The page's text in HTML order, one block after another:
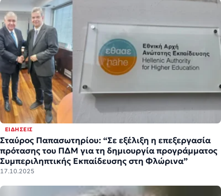
ΕΙΔΉΣΕΙΣ
Σταύρος Παπασωτηρίου: “Σε εξέλιξη η επεξεργασία
πρότασης του ΠΔΜ για τη δημιουργία προγράμματος
Συμπεριληπτικής Εκπαίδευσης στη Φλώρινα”
17.10.2025